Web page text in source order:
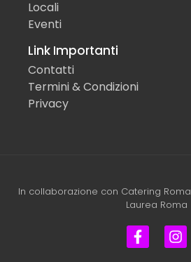
Locali
Eventi
Link Importanti
Contatti
Termini & Condizioni
Privacy
In collaborazione con Catering Roma
Laurea Roma